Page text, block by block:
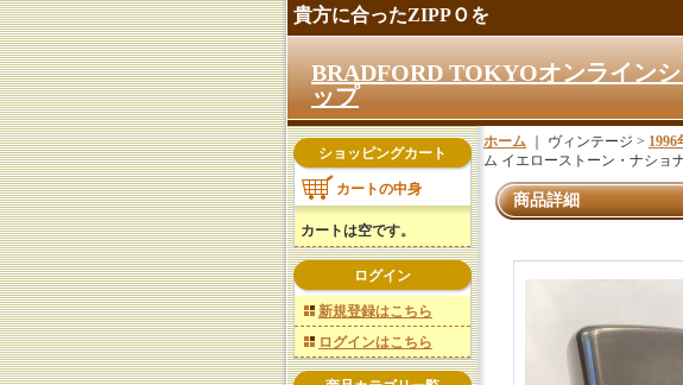
貴方に合ったZIPPＯを
BRADFORD TOKYOオンライン
ップ
ショッピングカート
カートの中身
カートは空です。
ログイン
新規登録はこちら
ログインはこちら
ホーム ｜ ヴィンテージ > 1996
ム イエローストーン・ナショ
商品詳細